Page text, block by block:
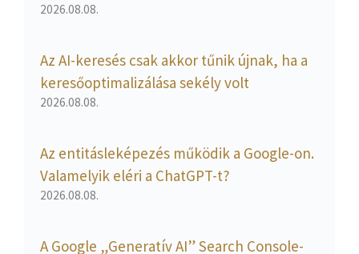
2026.08.08.
Az AI-keresés csak akkor tűnik újnak, ha a
keresőoptimalizálása sekély volt
2026.08.08.
Az entitásleképezés működik a Google-on.
Valamelyik eléri a ChatGPT-t?
2026.08.08.
A Google „Generatív AI” Search Console-